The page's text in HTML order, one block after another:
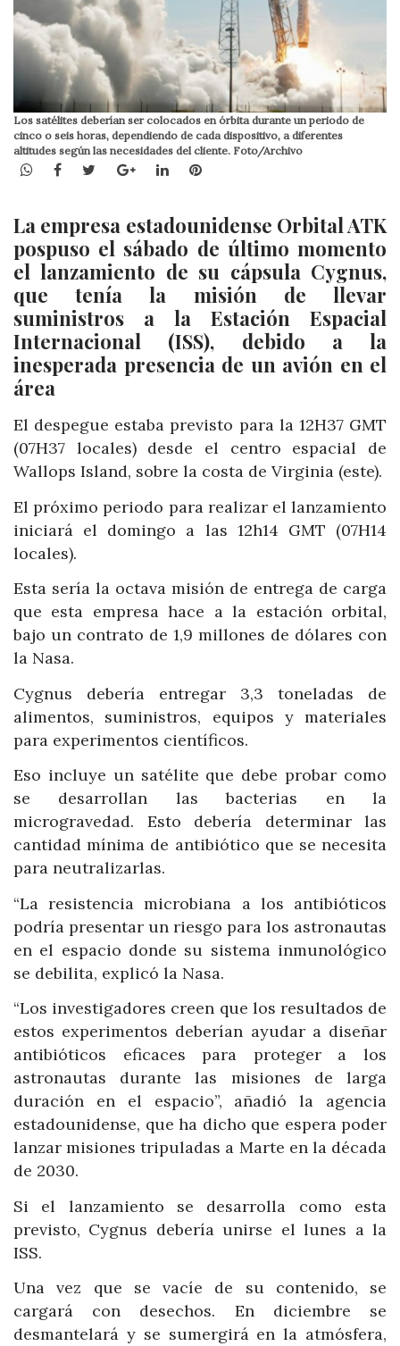
Los satélites deberían ser colocados en órbita durante un periodo de
cinco o seis horas, dependiendo de cada dispositivo, a diferentes
altitudes según las necesidades del cliente. Foto/Archivo
WhatsApp
Facebook
TwitterGoogle+LinkedInPinterest
La empresa estadounidense Orbital ATK
pospuso el sábado de último momento
el lanzamiento de su cápsula Cygnus,
que tenía la misión de llevar
suministros a la Estación Espacial
Internacional (ISS), debido a la
inesperada presencia de un avión en el
área
El despegue estaba previsto para la 12H37 GMT
(07H37 locales) desde el centro espacial de
Wallops Island, sobre la costa de Virginia (este).
El próximo periodo para realizar el lanzamiento
iniciará el domingo a las 12h14 GMT (07H14
locales).
Esta sería la octava misión de entrega de carga
que esta empresa hace a la estación orbital,
bajo un contrato de 1,9 millones de dólares con
la Nasa.
Cygnus debería entregar 3,3 toneladas de
alimentos, suministros, equipos y materiales
para experimentos científicos.
Eso incluye un satélite que debe probar como
se desarrollan las bacterias en la
microgravedad. Esto debería determinar las
cantidad mínima de antibiótico que se necesita
para neutralizarlas.
“La resistencia microbiana a los antibióticos
podría presentar un riesgo para los astronautas
en el espacio donde su sistema inmunológico
se debilita, explicó la Nasa.
“Los investigadores creen que los resultados de
estos experimentos deberían ayudar a diseñar
antibióticos eficaces para proteger a los
astronautas durante las misiones de larga
duración en el espacio”, añadió la agencia
estadounidense, que ha dicho que espera poder
lanzar misiones tripuladas a Marte en la década
de 2030.
Si el lanzamiento se desarrolla como esta
previsto, Cygnus debería unirse el lunes a la
ISS.
Una vez que se vacíe de su contenido, se
cargará con desechos. En diciembre se
desmantelará y se sumergirá en la atmósfera,